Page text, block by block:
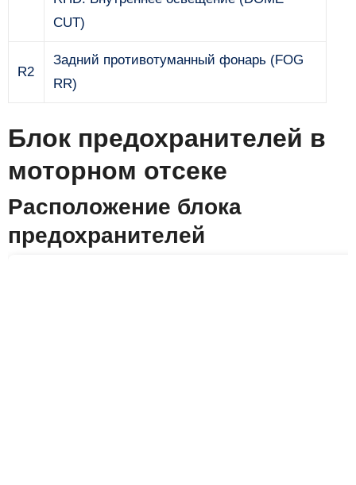
CUT)
R2
Задний противотуманный фонарь (FOG
RR)
Блок предохранителей в
моторном отсеке
Расположение блока
предохранителей